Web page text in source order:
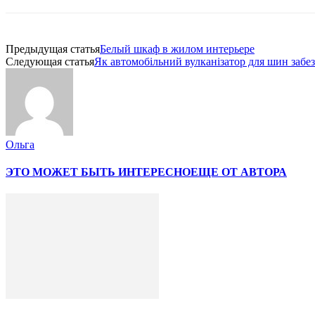
Предыдущая статьяБелый шкаф в жилом интерьере
Следующая статьяЯк автомобільний вулканізатор для шин
Ольга
ЭТО МОЖЕТ БЫТЬ ИНТЕРЕСНОЕЩЕ ОТ АВТОРА